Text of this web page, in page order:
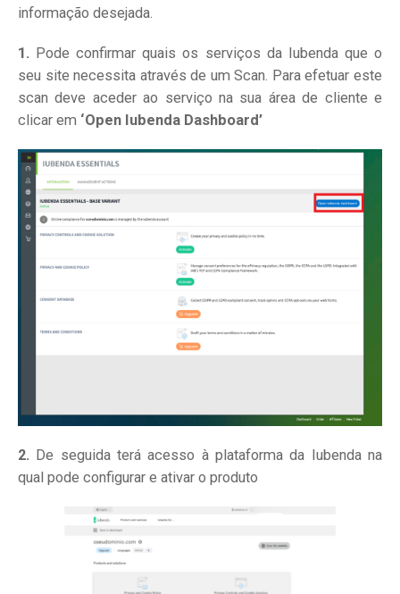
informação desejada.
1. Pode confirmar quais os serviços da Iubenda que o
seu site necessita através de um Scan. Para efetuar este
scan deve aceder ao serviço na sua área de cliente e
clicar em ‘Open Iubenda Dashboard’
2. De seguida terá acesso à plataforma da Iubenda na
qual pode configurar e ativar o produto